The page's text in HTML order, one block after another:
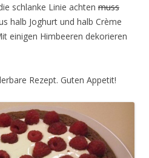
schlanke Linie achten muss
halb Joghurt und halb Crème
einigen Himbeeren dekorieren
Rezept. Guten Appetit!